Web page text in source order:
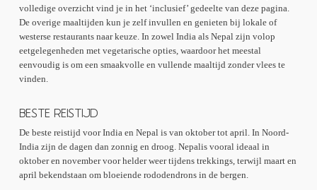
volledige overzicht vind je in het ‘inclusief’ gedeelte van deze pagina.
De overige maaltijden kun je zelf invullen en genieten bij lokale of
westerse restaurants naar keuze. In zowel India als Nepal zijn volop
eetgelegenheden met vegetarische opties, waardoor het meestal
eenvoudig is om een smaakvolle en vullende maaltijd zonder vlees te
vinden.
BESTE REISTIJD
De beste reistijd voor India en Nepal is van oktober tot april. In Noord-
India zijn de dagen dan zonnig en droog. Nepalis vooral ideaal in
oktober en november voor helder weer tijdens trekkings, terwijl maart en
april bekendstaan om bloeiende rododendrons in de bergen.